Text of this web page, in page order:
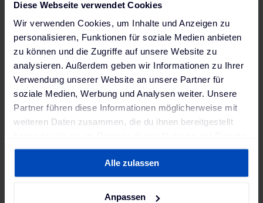
Diese Webseite verwendet Cookies
Wir verwenden Cookies, um Inhalte und Anzeigen zu
personalisieren, Funktionen für soziale Medien anbieten
zu können und die Zugriffe auf unsere Website zu
analysieren. Außerdem geben wir Informationen zu Ihrer
Verwendung unserer Website an unsere Partner für
soziale Medien, Werbung und Analysen weiter. Unsere
Partner führen diese Informationen möglicherweise mit
weiteren Daten zusammen, die du ihnen bereitgestellt
gesammelt haben. Weitere Informationen findest du in
Datenschutzerklärungund unserem
Impressum.
Alle zulassen
Anpassen
Betriebshofmanagement von PSI Transcom und zur
Softwarelösung HASTUS von GIRO ermöglicht es
den Systemen wichtige Daten für den reibungslosen
Betrieb der Elektrobusse auszutauschen. Dazu
gehören beispielsweise der Füllstand der Batterie
zur Ankunftszeit, der gewünschte Ziel-Ladezustand
sowie der Bedarf zur Vorkonditionierung nach VDV
261 und ISO 15118. Mittels dieser Informationen
können die gekoppelten Systeme die einzelnen
zuverlässig einsatzbereit ist.